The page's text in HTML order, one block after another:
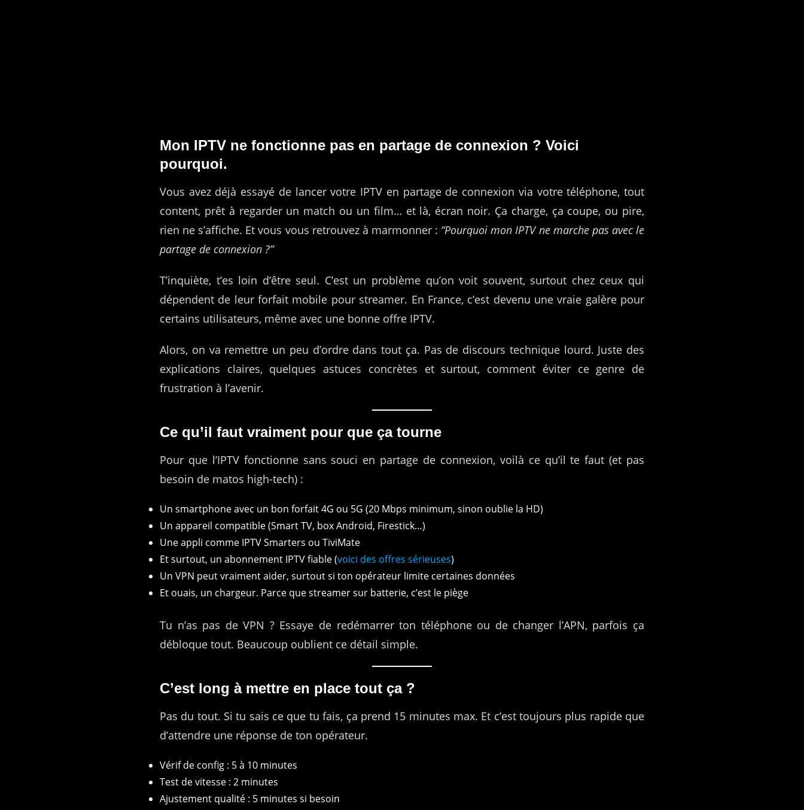
Mon IPTV ne fonctionne pas en partage de connexion ? Voici
pourquoi.
Vous avez déjà essayé de lancer votre IPTV en partage de connexion via votre téléphone, tout
content, prêt à regarder un match ou un film… et là, écran noir. Ça charge, ça coupe, ou pire,
rien ne s’affiche. Et vous vous retrouvez à marmonner : “Pourquoi mon IPTV ne marche pas avec le
partage de connexion ?”
T’inquiète, t’es loin d’être seul. C’est un problème qu’on voit souvent, surtout chez ceux qui
dépendent de leur forfait mobile pour streamer. En France, c’est devenu une vraie galère pour
certains utilisateurs, même avec une bonne offre IPTV.
Alors, on va remettre un peu d’ordre dans tout ça. Pas de discours technique lourd. Juste des
explications claires, quelques astuces concrètes et surtout, comment éviter ce genre de
frustration à l’avenir.
Ce qu’il faut vraiment pour que ça tourne
Pour que l’IPTV fonctionne sans souci en partage de connexion, voilà ce qu’il te faut (et pas
besoin de matos high-tech) :
Un smartphone avec un bon forfait 4G ou 5G (20 Mbps minimum, sinon oublie la HD)
Un appareil compatible (Smart TV, box Android, Firestick…)
Une appli comme IPTV Smarters ou TiviMate
Et surtout, un abonnement IPTV fiable (voici des offres sérieuses)
Un VPN peut vraiment aider, surtout si ton opérateur limite certaines données
Et ouais, un chargeur. Parce que streamer sur batterie, c’est le piège
Tu n’as pas de VPN ? Essaye de redémarrer ton téléphone ou de changer l’APN, parfois ça
débloque tout. Beaucoup oublient ce détail simple.
C’est long à mettre en place tout ça ?
Pas du tout. Si tu sais ce que tu fais, ça prend 15 minutes max. Et c’est toujours plus rapide que
d’attendre une réponse de ton opérateur.
Vérif de config : 5 à 10 minutes
Test de vitesse : 2 minutes
Ajustement qualité : 5 minutes si besoin